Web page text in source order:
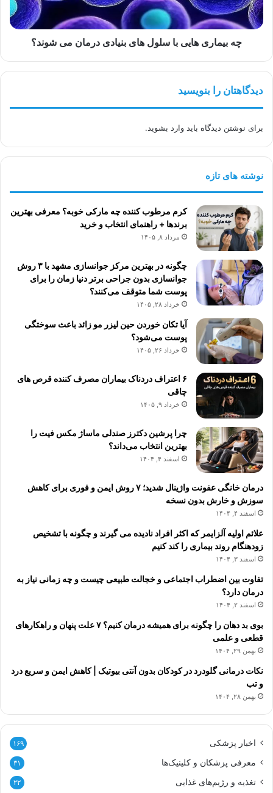
بنیادی
درمان
می
چه بیماری هایی با سلول های بنیادی درمان می شوند؟
دیدگاهتان را بنویسید
برای نوشتن دیدگاه باید وارد بشوید.
نوشته های تازه
کرم مرطوب کننده چه مارکی خوبه؟ معرفی بهترین
برندها + راهنمای انتخاب و خرید
مرداد ۸, ۱۴۰۵
چگونه در بهترین مرکز جوانسازی مشهد با ۳ روش
جوانسازی بدون جراحی برتر دنیا زمان را برای
پوست شما متوقف می‌کنند؟
خرداد ۲۸, ۱۴۰۵
آیا تکان خوردن حین لیزر مو زائد باعث سوختگی
پوست می‌شود؟
خرداد ۲۶, ۱۴۰۵
۶ اعتراف دردناک بیماران مصرف کننده قرص های
چاقی
خرداد ۹, ۱۴۰۵
چرا پرشین دکترز صندلی ماساژ مکس فیت را
بهترین انتخاب می‌داند؟
اسفند ۴, ۱۴۰۴
درمان خانگی عفونت واژینال شدید؛ ۷ روش ایمن و فوری برای کاهش
سوزش و خارش بدون نسخه
اسفند ۴, ۱۴۰۴
علائم اولیه آلزایمر که اکثر افراد نادیده می گیرند و چگونه با تشخیص
زودهنگام روند بیماری را کند کنیم
اسفند ۳, ۱۴۰۴
تفاوت بین اضطراب اجتماعی و خجالت طبیعی چیست و چه زمانی نیاز به
درمان دارد؟
اسفند ۲, ۱۴۰۴
بوی بد دهان را چگونه برای همیشه درمان کنیم؟ ۷ علت پنهان و راهکارهای
قطعی و علمی
بهمن ۲۹, ۱۴۰۴
نکات درمانی گلودرد در کودکان بدون آنتی بیوتیک | کاهش ایمن و سریع درد
و تب
بهمن ۲۸, ۱۴۰۴
اخبار پزشکی ۱۶۹
معرفی پزشکان و کلینیک‌ها ۳۱
تغذیه و رژیم‌های غذایی ۲۲